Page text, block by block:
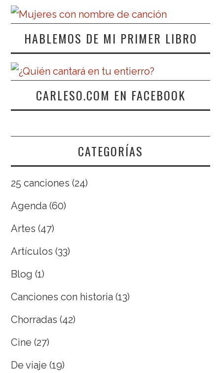
HABLEMOS DE MI PRIMER LIBRO
CARLESO.COM EN FACEBOOK
CATEGORÍAS
25 canciones (24)
Agenda (60)
Artes (47)
Artículos (33)
Blog (1)
Canciones con historia (13)
Chorradas (42)
Cine (27)
De viaje (19)